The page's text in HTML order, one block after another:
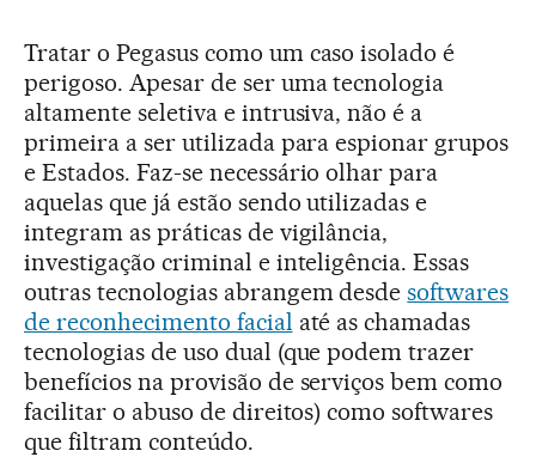
Tratar o Pegasus como um caso isolado é
perigoso. Apesar de ser uma tecnologia
altamente seletiva e intrusiva, não é a
primeira a ser utilizada para espionar grupos
e Estados. Faz-se necessário olhar para
aquelas que já estão sendo utilizadas e
integram as práticas de vigilância,
investigação criminal e inteligência. Essas
outras tecnologias abrangem desdesoftwares
de reconhecimento facial até as chamadas
tecnologias de uso dual (que podem trazer
benefícios na provisão de serviços bem como
facilitar o abuso de direitos) como softwares
que filtram conteúdo.